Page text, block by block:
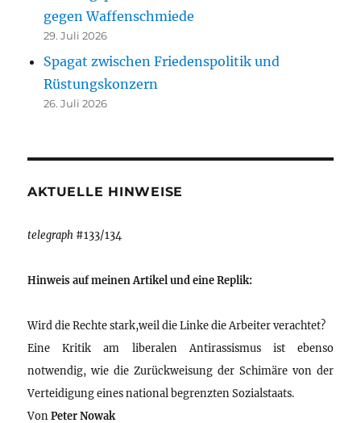
gegen Waffenschmiede
29. Juli 2026
Spagat zwischen Friedenspolitik und
Rüstungskonzern
26. Juli 2026
AKTUELLE HINWEISE
telegraph #133/134
Hinweis auf meinen Artikel und eine Replik:
Wird die Rechte stark,weil die Linke die Arbeiter verachtet?
Eine Kritik am liberalen Antirassismus ist ebenso
notwendig, wie die Zurückweisung der Schimäre von der
Verteidigung eines national begrenzten Sozialstaats.
VonPeter Nowak